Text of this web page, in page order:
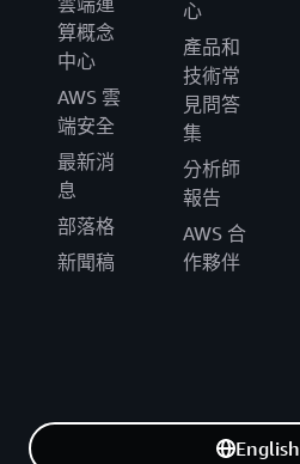
算概念
中心
AWS 雲
端安全
最新消
息
部落格
新聞稿
心
產品和
技術常
見問答
集
分析師
報告
AWS 合
作夥伴
English